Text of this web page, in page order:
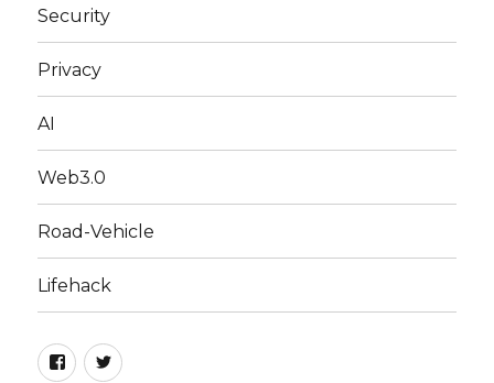
Security
Privacy
AI
Web3.0
Road-Vehicle
Lifehack
FacebookTwitter